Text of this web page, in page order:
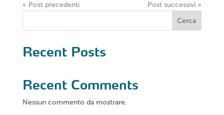
« Post precedenti
Post successivi »
Cerca
Recent Posts
Recent Comments
Nessun commento da mostrare.